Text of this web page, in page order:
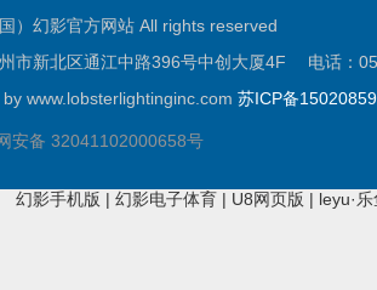
）幻影官方网站 All rights reserved
市新北区通江中路396号中创大厦4F 电话：
www.lobsterlightinginc.com 苏ICP备
安备 32041102000658号
幻影手机版 | 幻影电子体育| U8网页版 | leyu·